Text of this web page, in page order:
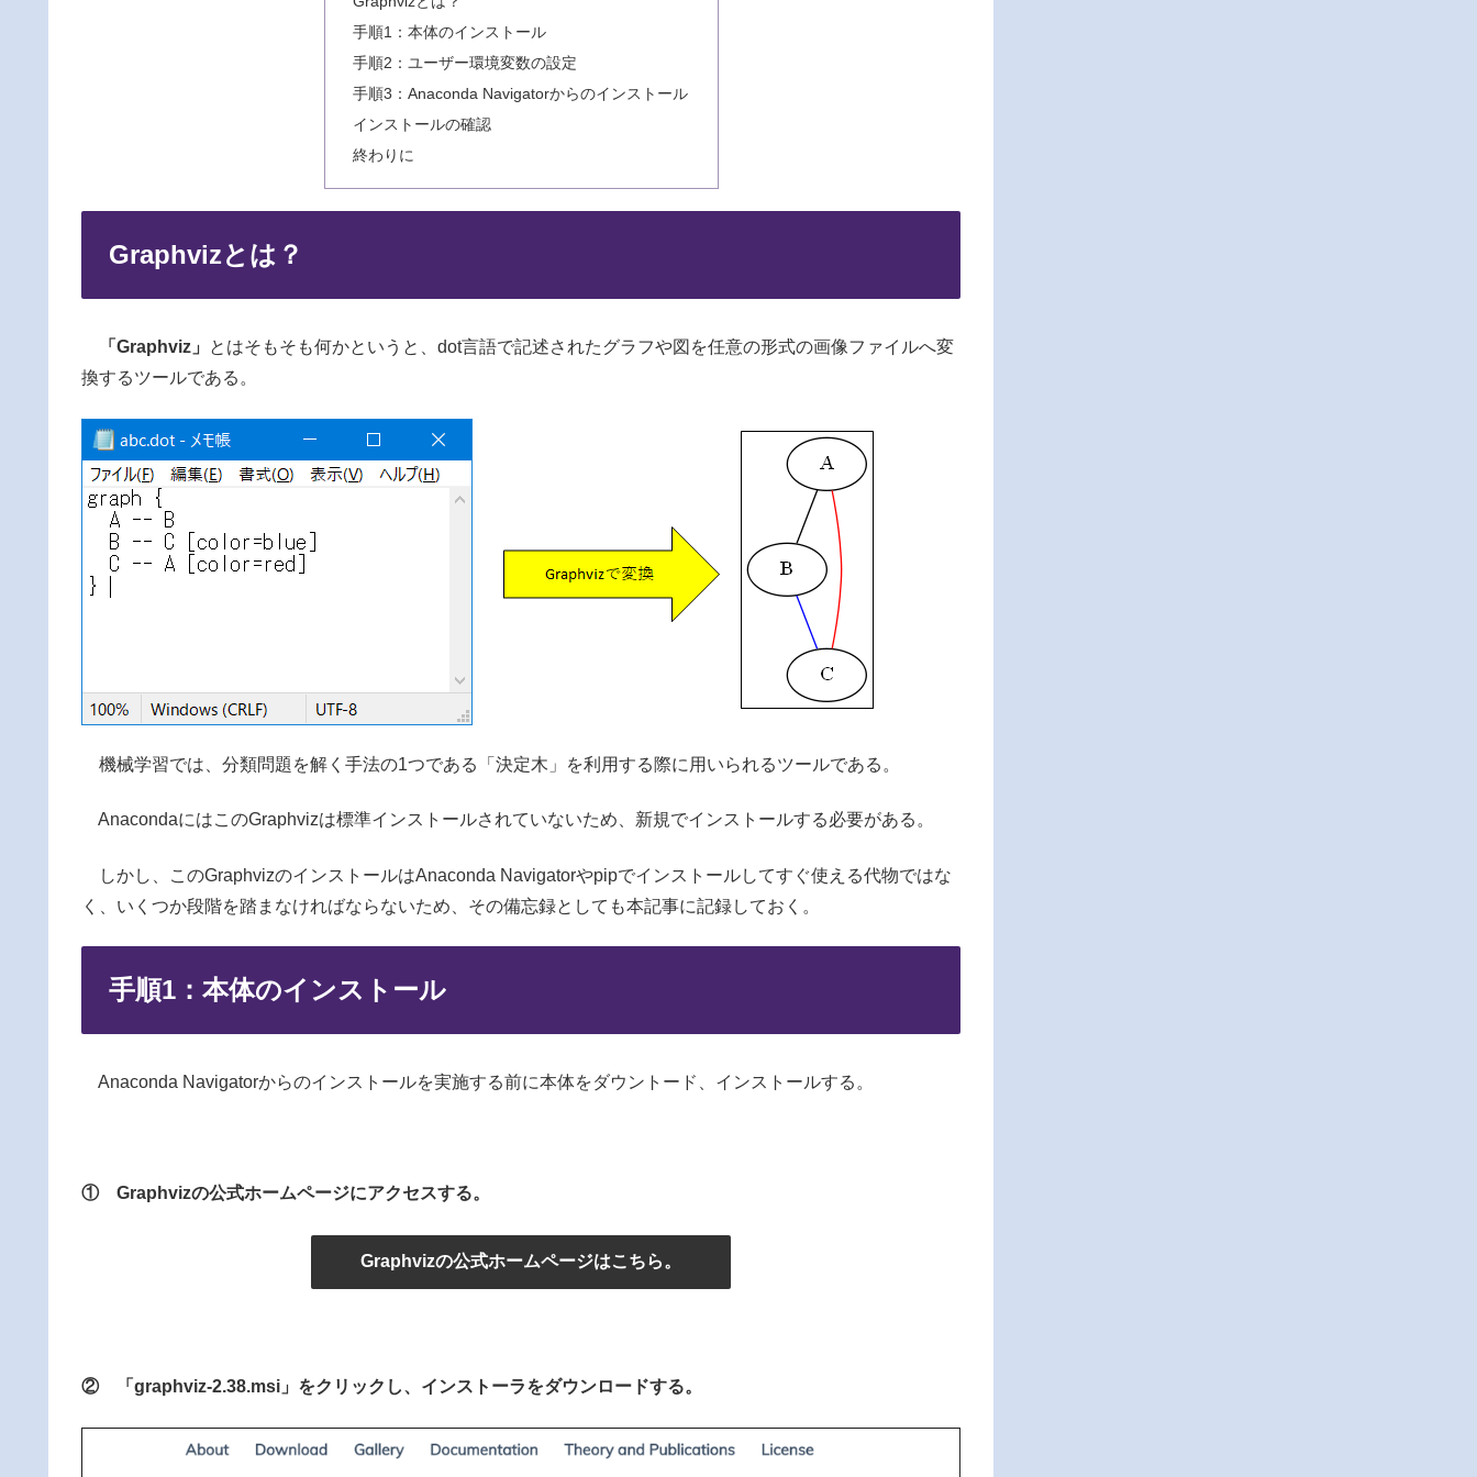
手順1：本体のインストール
手順2：ユーザー環境変数の設定
手順3：Anaconda Navigatorからのインストール
インストールの確認
終わりに
Graphvizとは？
「Graphviz」
とはそもそも何かというと、dot言語で記述されたグラフや図を任意の形式の画像ファイルへ変
換するツールである。
機械学習では、分類問題を解く手法の1つである「決定木」を利用する際に用いられるツールである。
AnacondaにはこのGraphvizは標準インストールされていないため、新規でインストールする必要がある。
しかし、このGraphvizのインストールはAnaconda Navigatorやpipでインストールしてすぐ使える代物ではな
く、いくつか段階を踏まなければならないため、その備忘録としても本記事に記録しておく。
手順1：本体のインストール
Anaconda Navigatorからのインストールを実施する前に本体をダウントード、インストールする。
① Graphvizの公式ホームページにアクセスする。
Graphvizの公式ホームページはこちら。
② 「graphviz-2.38.msi」をクリックし、インストーラをダウンロードする。